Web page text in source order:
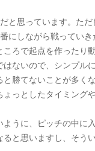
と思っています。た
しながら戦っていき
ろで起点を作ったり
ないので、シンプル
勝てないことが多く
っとしたタイミング
うに、ピッチの中に
と思いますし、そう